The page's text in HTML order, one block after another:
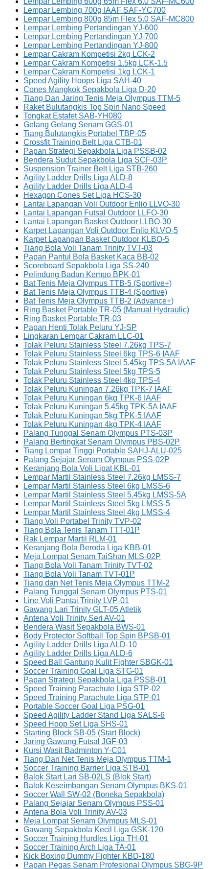
Lempar Lembing 700g IAAF SAF-YC700
Lempar Lembing 800g 85m Flex 5.0 SAF-MC800
Lempar Lembing Pertandingan YJ-600
Lempar Lembing Pertandingan YJ-700
Lempar Lembing Pertandingan YJ-800
Lempar Cakram Kompetisi 2kg LCK-2
Lempar Cakram Kompetisi 1.5kg LCK-1.5
Lempar Cakram Kompetisi 1kg LCK-1
Speed Agility Hoops Liga SAH-40
Cones Mangkok Sepakbola Liga D-20
Tiang Dan Jaring Tenis Meja Olympus TTM-5
Raket Bulutangkis Top Spin Nano Speed
Tongkat Estafet SAB-YH080
Gelang Gelang Senam GGS-01
Tiang Bulutangkis Portabel TBP-05
Crossfit Training Belt Liga CTB-01
Papan Strategi Sepakbola Liga PSSB-02
Bendera Sudut Sepakbola Liga SCF-03P
Suspension Trainer Belt Liga STB-260
Agility Ladder Drills Liga ALD-8
Agility Ladder Drills Liga ALD-4
Hexagon Cones Set Liga HCS-30
Lantai Lapangan Voli Outdoor Enlio LLVO-30
Lantai Lapangan Futsal Outdoor LLFO-30
Lantai Lapangan Basket Outdoor LLBO-30
Karpet Lapangan Voli Outdoor Enlio KLVO-5
Karpet Lapangan Basket Outdoor KLBO-5
Tiang Bola Voli Tanam Trinity TVT-03
Papan Pantul Bola Basket Kaca BB-02
Scoreboard Sepakbola Liga SS-240
Pelindung Badan Kempo BPK-01
Bat Tenis Meja Olympus TTB-5 (Sportive+)
Bat Tenis Meja Olympus TTB-4 (Sportive)
Bat Tenis Meja Olympus TTB-2 (Advance+)
Ring Basket Portable TR-05 (Manual Hydraulic)
Ring Basket Portable TR-03
Papan Henti Tolak Peluru YJ-SP
Lingkaran Lempar Cakram LLC-01
Tolak Peluru Stainless Steel 7.26kg TPS-7
Tolak Peluru Stainless Steel 6kg TPS-6 IAAF
Tolak Peluru Stainless Steel 5.45kg TPS-5A IAAF
Tolak Peluru Stainless Steel 5kg TPS-5
Tolak Peluru Stainless Steel 4kg TPS-4
Tolak Peluru Kuningan 7.26kg TPK-7 IAAF
Tolak Peluru Kuningan 6kg TPK-6 IAAF
Tolak Peluru Kuningan 5.45kg TPK-5A IAAF
Tolak Peluru Kuningan 5kg TPK-5 IAAF
Tolak Peluru Kuningan 4kg TPK-4 IAAF
Palang Tunggal Senam Olympus PTS-03P
Palang Bertingkat Senam Olympus PBS-02P
Tiang Lompat Tinggi Portable SAHJ-ALU-025
Palang Sejajar Senam Olympus PSS-02P
Keranjang Bola Voli Lipat KBL-01
Lempar Martil Stainless Steel 7.26kg LMSS-7
Lempar Martil Stainless Steel 6kg LMSS-6
Lempar Martil Stainless Steel 5.45kg LMSS-5A
Lempar Martil Stainless Steel 5kg LMSS-5
Lempar Martil Stainless Steel 4kg LMSS-4
Tiang Voli Portabel Trinity TVP-02
Tiang Bola Tenis Tanam TTT-01P
Rak Lempar Martil RLM-01
Keranjang Bola Beroda Liga KBB-01
Meja Lompat Senam TaiShan MLS-02P
Tiang Bola Voli Tanam Trinity TVT-02
Tiang Bola Voli Tanam TVT-01P
Tiang dan Net Tenis Meja Olympus TTM-2
Palang Tunggal Senam Olympus PTS-01
Line Voli Pantai Trinity LVP-01
Gawang Lari Trinity GLT-05 Atletik
Antena Voli Trinity Seri AV-01
Bendera Wasit Sepakbola BWS-01
Body Protector Softball Top Spin BPSB-01
Agility Ladder Drills Liga ALD-10
Agility Ladder Drills Liga ALD-6
Speed Ball Gantung Kulit Fighter SBGK-01
Soccer Training Goal Liga STG-01
Papan Strategi Sepakbola Liga PSSB-01
Speed Training Parachute Liga STP-02
Speed Training Parachute Liga STP-01
Portable Soccer Goal Liga PSG-01
Speed Agility Ladder Stand Liga SALS-6
Speed Hoop Set Liga SHS-01
Starting Block SB-05 (Start Block)
Jaring Gawang Futsal JGF-03
Kursi Wasit Badminton Y-C01
Tiang Dan Net Tenis Meja Olympus TTM-1
Soccer Training Barrier Liga STB-01
Balok Start Lari SB-02LS (Blok Start)
Balok Keseimbangan Senam Olympus BKS-01
Soccer Wall SW-02 (Boneka Sepakbola)
Palang Sejajar Senam Olympus PSS-01
Antena Bola Voli Trinity AV-03
Meja Lompat Senam Olympus MLS-01
Gawang Sepakbola Kecil Liga GSK-120
Soccer Training Hurdles Liga TH-01
Soccer Training Arch Liga TA-01
Kick Boxing Dummy Fighter KBD-180
Papan Pegas Senam Profesional Olympus SBG-9P